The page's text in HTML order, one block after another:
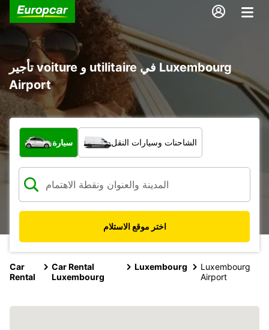
تأجير voiture و utilitaire في Luxembourg
Airport
ما نوع المركبة؟
سيارة الشاحنات وسيارات النقل
اختر موقع الاستلام
Car
Rental
Car Rental
Luxembourg
Luxembourg
Luxembourg
Airport